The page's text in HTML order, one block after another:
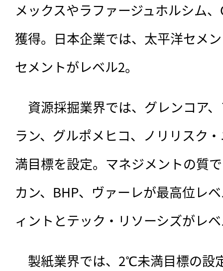
メックスやラファージュホルシム
獲得。日本企業では、太平洋セメ
セメントがレベル2。
資源採掘業界では、グレンコア
ラン、グルポメヒコ、ノリリスク
満目標を設定。マネジメントの質
カン、BHP、ヴァーレが最高位レ
ィントとテック・リソーシズがレ
製紙業界では、2℃未満目標の設